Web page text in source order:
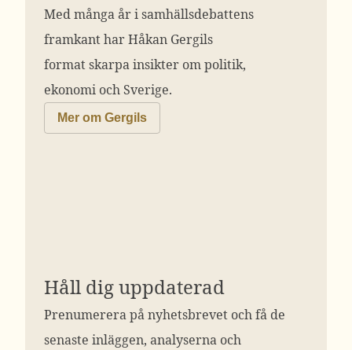
Med många år i samhällsdebattens
framkant har Håkan Gergils
format skarpa insikter om politik,
ekonomi och Sverige.
Mer om Gergils
Håll dig uppdaterad
Prenumerera på nyhetsbrevet och få de
senaste inläggen, analyserna och